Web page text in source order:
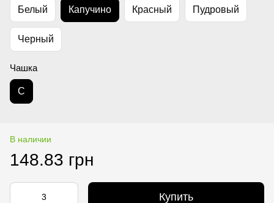
Белый Капучино Красный Пудровый
Черный
Чашка
C
В наличии
148.83 грн
Купить